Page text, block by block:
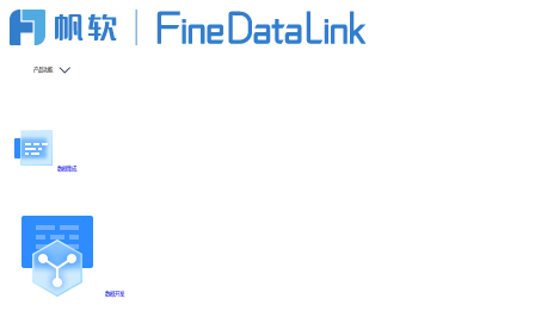
产品功能
数据集成
数据开发